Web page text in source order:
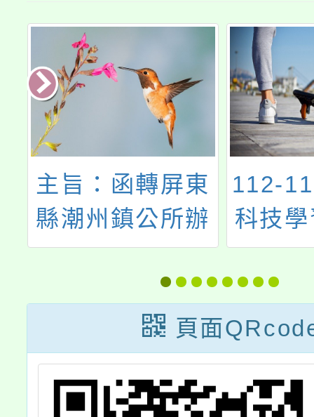
主旨：函轉屏東
縣潮州鎮公所辦
理「2026大潮藝
文市集系列 一 -
『ㄔㄠˊ小繪畫比
賽』」，請查
照。
112-
科技
校計
教育
頁面